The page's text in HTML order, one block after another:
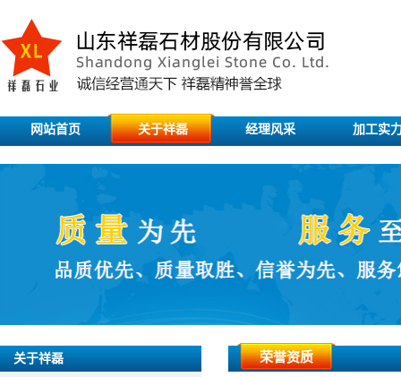
网站首页 关于祥磊 经理风采 加工实
关于祥磊 荣誉资质